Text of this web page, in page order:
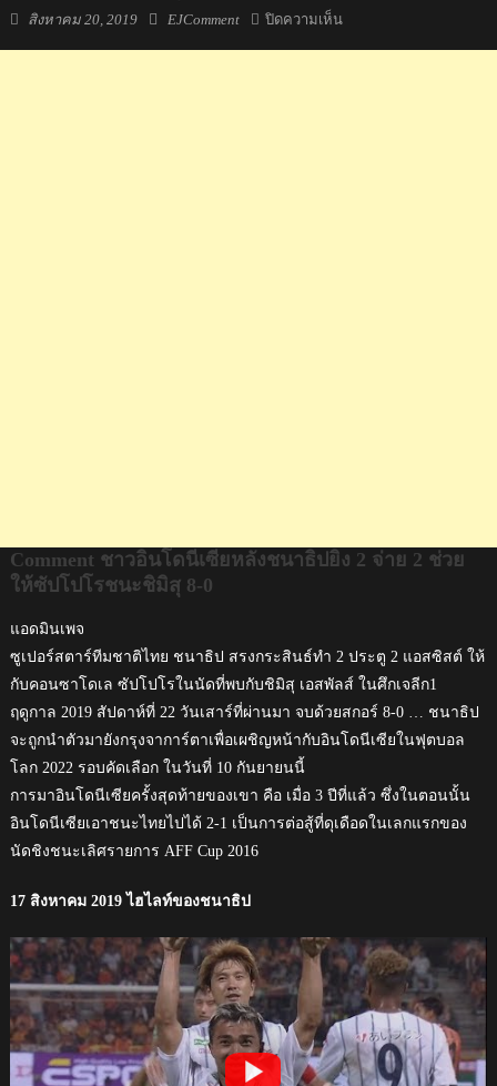
Posted
สิงหาคม 20, 2019 Author
EJComment ปิดความเห็นบน
Comment ชาวอินโดนีเซียหลังชนาธิปยิง 2 จ่าย 2 ช่วย
ให้ซัปโปโรชนะชิมิสุ 8-0
แอดมินเพจ
ซูเปอร์สตาร์ทีมชาติไทย ชนาธิป สรงกระสินธ์ทำ 2 ประตู 2 แอสซิสต์ ให้
กับคอนซาโดเล ซัปโปโรในนัดที่พบกับชิมิสุ เอสพัลส์ ในศึกเจลีก1
ฤดูกาล 2019 สัปดาห์ที่ 22 วันเสาร์ที่ผ่านมา จบด้วยสกอร์ 8-0 … ชนาธิป
จะถูกนำตัวมายังกรุงจาการ์ตาเพื่อเผชิญหน้ากับอินโดนีเซียในฟุตบอล
โลก 2022 รอบคัดเลือก ในวันที่ 10 กันยายนนี้
การมาอินโดนีเซียครั้งสุดท้ายของเขา คือ เมื่อ 3 ปีที่แล้ว ซึ่งในตอนนั้น
อินโดนีเซียเอาชนะไทยไปได้ 2-1 เป็นการต่อสู้ที่ดุเดือดในเลกแรกของ
นัดชิงชนะเลิศรายการ AFF Cup 2016
17 สิงหาคม 2019 ไฮไลท์ของชนาธิป